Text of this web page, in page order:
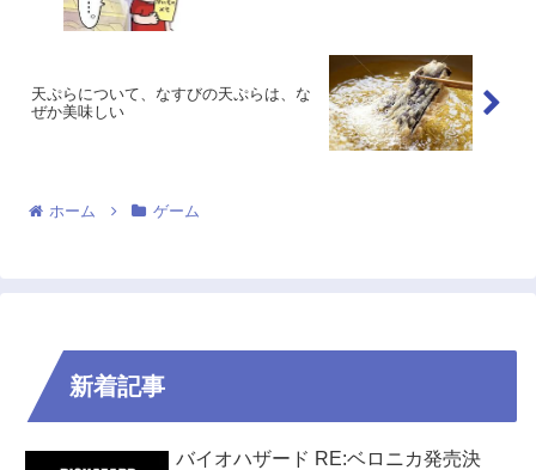
天ぷらについて、なすびの天ぷらは、な
ぜか美味しい
ホーム ゲーム
新着記事
バイオハザード RE:ベロニカ発売決